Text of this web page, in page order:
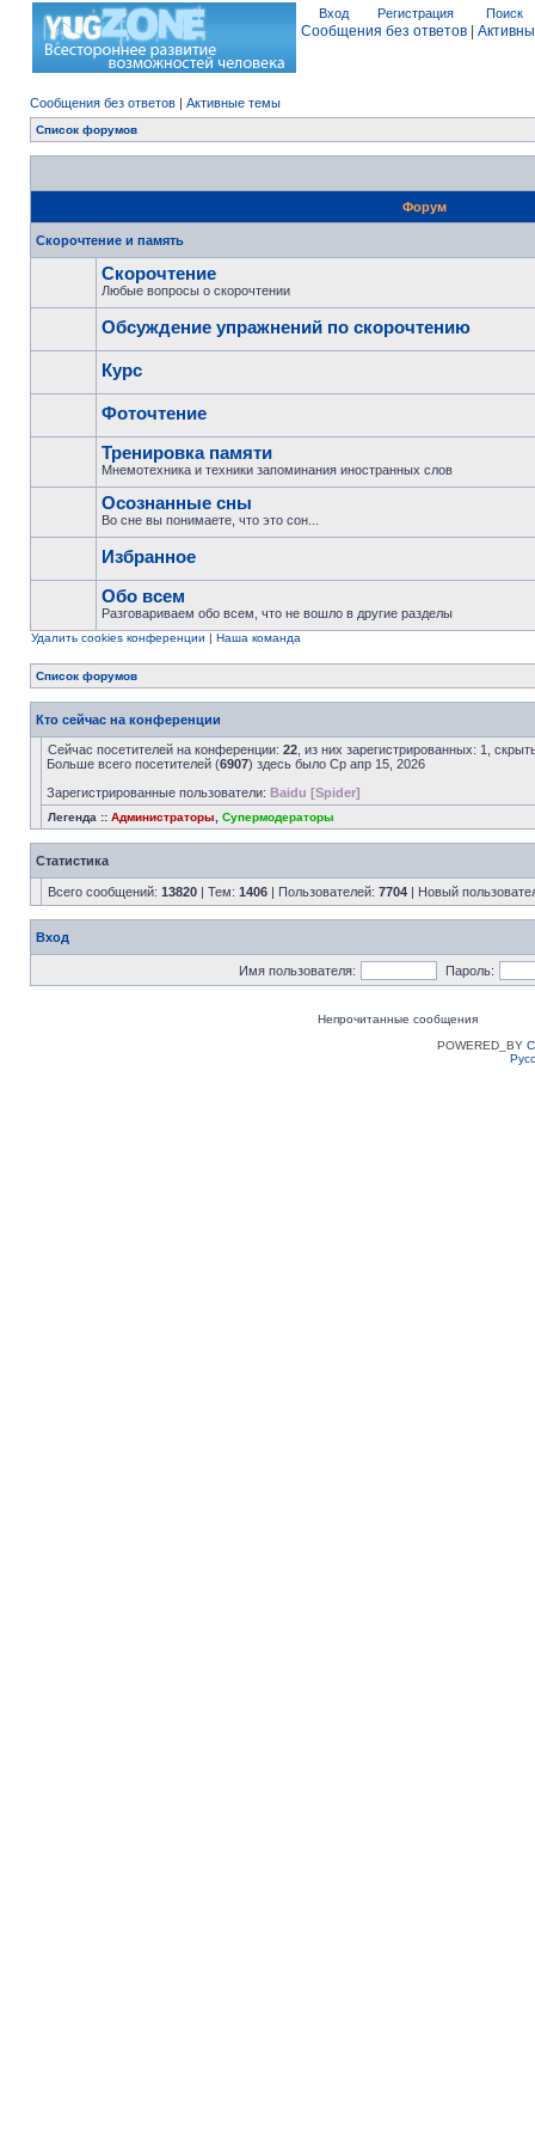
Вход Регистрация Поиск
Сообщения без ответов
Сообщения без ответов | Активные темы
Список форумов
Форум
Скорочтение и память
Скорочтение
Любые вопросы о скорочтении
Обсуждение упражнений по скорочтению
Курс
Фоточтение
Тренировка памяти
Мнемотехника и техники запоминания иностранных слов
Осознанные сны
Во сне вы понимаете, что это сон...
Избранное
Обо всем
Разговариваем обо всем, что не вошло в другие разделы
Удалить cookies конференции | Наша команда
Список форумов
Кто сейчас на конференции
Сейчас посетителей на конференции: 22 , из них зарегистрированных: 1,
Больше всего посетителей (6907) здесь было Ср апр 15, 2026
Зарегистрированные пользователи: Baidu [Spider]
Легенда :: Администраторы Супермодераторы
Статистика
Всего сообщений: 13820 | Тем: 1406 | Пользователей: 7704 | Новый
Вход
Имя пользователя: Пароль:
Непрочитанные сообщения
POWERED_BY